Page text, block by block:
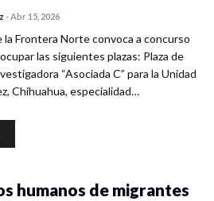
-Abr 15, 2026
la Frontera Norte convoca a concurso
las siguientes plazas: Plaza de
“Asociada C” para la Unidad
Chihuahua, especialidad…
humanos de migrantes